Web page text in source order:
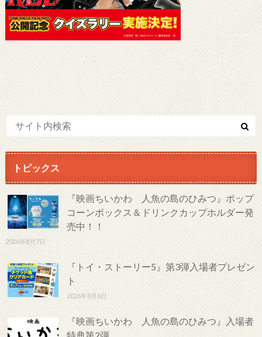
トピックス
『映画ちいかわ 人魚の島のひみつ』ポップ
コーンボックス＆ドリンクカップホルダー発
売中！！
2026年8月7日
『トイ・ストーリー5』第3弾入場者プレゼン
ト
2026年8月6日
『映画ちいかわ 人魚の島のひみつ』入場者